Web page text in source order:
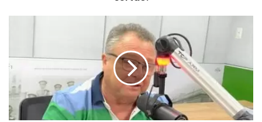
importância nas mais diversas instâncias, principalmente na
construção de dados e números que ajudem nas ações
pontuais e coletivas em prol do Sertão do Estado.
Assessoria